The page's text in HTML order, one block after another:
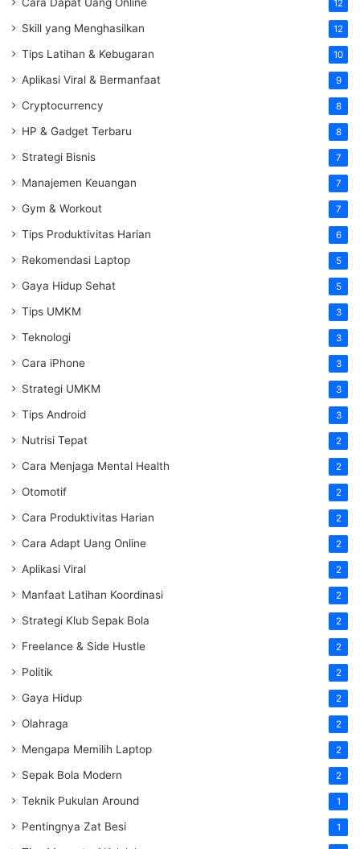
12
Skill yang Menghasilkan 12
Tips Latihan & Kebugaran 10
Aplikasi Viral & Bermanfaat 9
Cryptocurrency 8
HP & Gadget Terbaru 8
Strategi Bisnis 7
Manajemen Keuangan 7
Gym & Workout 7
Tips Produktivitas Harian 6
Rekomendasi Laptop 5
Gaya Hidup Sehat 5
Tips UMKM 3
Teknologi 3
Cara iPhone 3
Strategi UMKM 3
Tips Android 3
Nutrisi Tepat 2
Cara Menjaga Mental Health 2
Otomotif 2
Cara Produktivitas Harian 2
Cara Adapt Uang Online 2
Aplikasi Viral 2
Manfaat Latihan Koordinasi 2
Strategi Klub Sepak Bola 2
Freelance & Side Hustle 2
Politik 2
Gaya Hidup 2
Olahraga 2
Mengapa Memilih Laptop 2
Sepak Bola Modern 2
Teknik Pukulan Around 1
Pentingnya Zat Besi 1